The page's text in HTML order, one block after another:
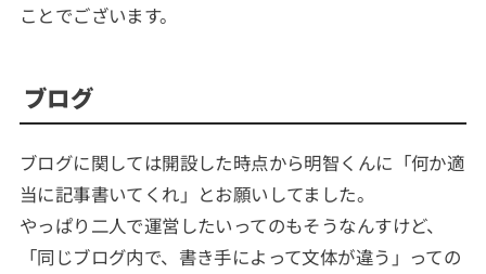
ことでございます。
ブログ
ブログに関しては開設した時点から明智くんに「何か適
当に記事書いてくれ」とお願いしてました。
やっぱり二人で運営したいってのもそうなんすけど、
「同じブログ内で、書き手によって文体が違う」っての